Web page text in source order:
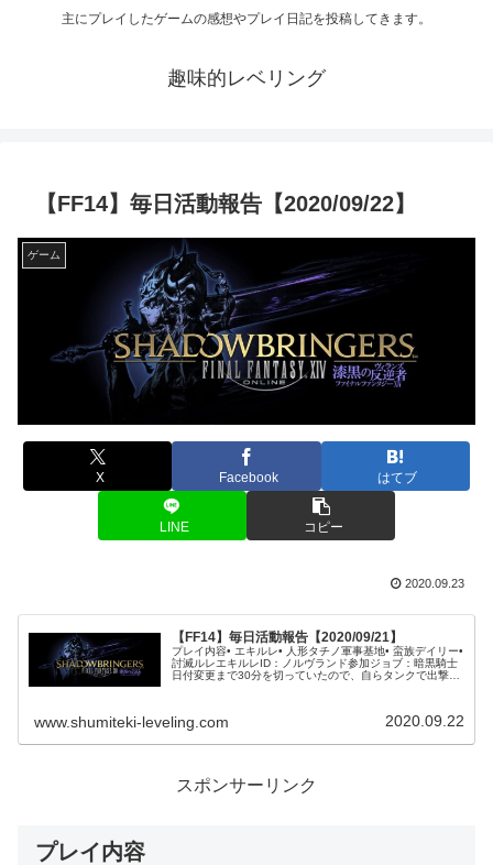
主にプレイしたゲームの感想やプレイ日記を投稿してきます。
趣味的レベリング
【FF14】毎日活動報告【2020/09/22】
ゲーム
X Facebook はてブ
LINE コピー
2020.09.23
【FF14】毎日活動報告【2020/09/21】
プレイ内容• エキルレ• 人形タチノ軍事基地• 蛮族デイリー•
討滅ルレエキルレID：ノルヴランド参加ジョブ：暗黒騎士
日付変更まで30分を切っていたので、自らタンクで出撃で
www.shumiteki-leveling.com 2020.09.22
スポンサーリンク
プレイ内容